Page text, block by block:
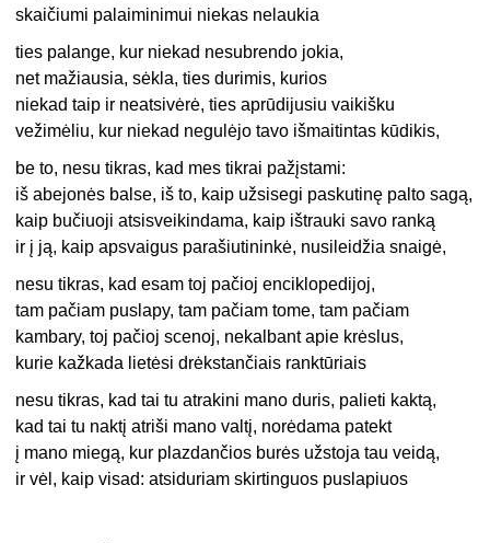
skaičiumi palaiminimui niekas nelaukia
ties palange, kur niekad nesubrendo jokia,
net mažiausia, sėkla, ties durimis, kurios
niekad taip ir neatsivėrė, ties aprūdijusiu vaikišku
vežimėliu, kur niekad negulėjo tavo išmaitintas kūdikis,
be to, nesu tikras, kad mes tikrai pažįstami:
iš abejonės balse, iš to, kaip užsisegi paskutinę palto sagą,
kaip bučiuoji atsisveikindama, kaip ištrauki savo ranką
ir į ją, kaip apsvaigus parašiutininkė, nusileidžia snaigė,
nesu tikras, kad esam toj pačioj enciklopedijoj,
tam pačiam puslapy, tam pačiam tome, tam pačiam
kambary, toj pačioj scenoj, nekalbant apie krėslus,
kurie kažkada lietėsi drėkstančiais ranktūriais
nesu tikras, kad tai tu atrakini mano duris, palieti kaktą,
kad tai tu naktį atriši mano valtį, norėdama patekt
į mano miegą, kur plazdančios burės užstoja tau veidą,
ir vėl, kaip visad: atsiduriam skirtinguos puslapiuos